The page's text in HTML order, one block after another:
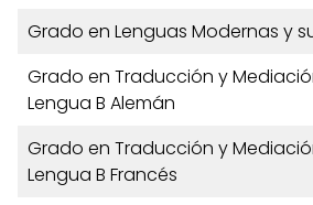
Grado en Lenguas Modernas y
Grado en Traducción y
Lengua B Alemán
Grado en Traducción y
Lengua B Francés